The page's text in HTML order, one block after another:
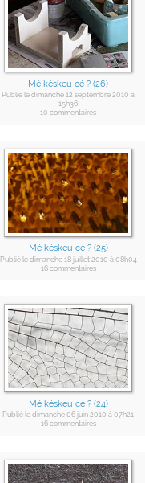
Mé késkeu cé ? (26)
Publié le dimanche 12 septembre 2010 à
15h36
10 commentaires
Mé késkeu cé ? (25)
Publiéle dimanche 18 juillet 2010 à 08h04
16 commentaires
Mé késkeu cé ? (24)
Publié le dimanche 06 juin 2010 à 07h21
16 commentaires